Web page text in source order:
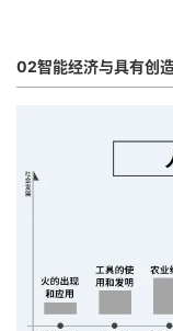
02智能经济与具有创